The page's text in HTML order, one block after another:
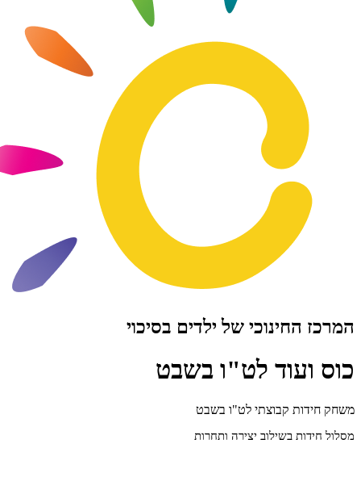
של ילדים בסיכוי
לט"ו בשבט
קבוצתי לט"ו בשבט
בשילוב יצירה ותחרות